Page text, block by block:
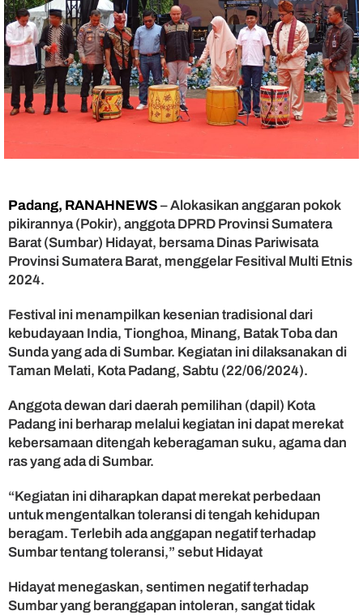
n
y
a
,
A
n
g
g
R
D
S
u
a
r
i
d
y
a
t
G
a
r
F
e
t
i
Padang, RANAHNEWS – Alokasikan anggaran pokok
pikirannya (Pokir), anggota DPRD Provinsi Sumatera
Barat (Sumbar) Hidayat, bersama Dinas Pariwisata
Provinsi Sumatera Barat, menggelar Fesitival Multi Etnis
2024.
Festival ini menampilkan kesenian tradisional dari
kebudayaan India, Tionghoa, Minang, Batak Toba dan
Sunda yang ada di Sumbar. Kegiatan ini dilaksanakan di
Taman Melati, Kota Padang, Sabtu (22/06/2024).
Anggota dewan dari daerah pemilihan (dapil) Kota
Padang ini berharap melalui kegiatan ini dapat merekat
kebersamaan ditengah keberagaman suku, agama dan
ras yang ada di Sumbar.
“Kegiatan ini diharapkan dapat merekat perbedaan
untuk mengentalkan toleransi di tengah kehidupan
beragam. Terlebih ada anggapan negatif terhadap
Sumbar tentang toleransi,” sebut Hidayat
Hidayat menegaskan, sentimen negatif terhadap
Sumbar yang beranggapan intoleran, sangat tidak